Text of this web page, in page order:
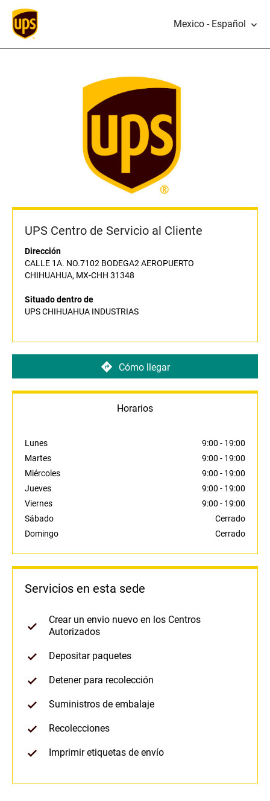
Mexico - Español
UPS Centro de Servicio al Cliente
Dirección
CALLE 1A. NO.7102 BODEGA2 AEROPUERTO
CHIHUAHUA, MX-CHH 31348
Situado dentro de
UPS CHIHUAHUA INDUSTRIAS
Cómo llegar
Horarios
Lunes 9:00 - 19:00
Martes
9:00 - 19:00
Miércoles
9:00 - 19:00
Jueves
9:00 - 19:00
Viernes
9:00 - 19:00
Sábado
Cerrado
Domingo
Cerrado
Servicios en esta sede
Crear un envio nuevo en los Centros
Autorizados
Depositar paquetes
Detener para recolección
Suministros de embalaje
Recolecciones
Imprimir etiquetas de envío